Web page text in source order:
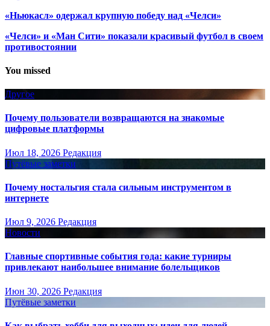
«Ньюкасл» одержал крупную победу над «Челси»
«Челси» и «Ман Сити» показали красивый футбол в своем
противостоянии
You missed
Другое
Почему пользователи возвращаются на знакомые
цифровые платформы
Июл 18, 2026 Редакция
Путёвые заметки
Почему ностальгия стала сильным инструментом в
интернете
Июл 9, 2026 Редакция
Новости
Главные спортивные события года: какие турниры
привлекают наибольшее внимание болельщиков
Июн 30, 2026 Редакция
Путёвые заметки